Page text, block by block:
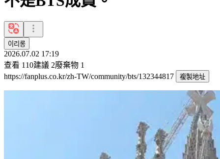
이리롱
2026.07.02 17:19
查看 110建議 2廢棄物 1
https://fanplus.co.kr/zh-TW/community/bts/132344817
複製地址